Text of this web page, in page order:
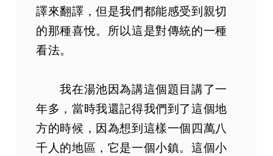
譯來翻譯，但是我們都能感受到親切
的那種喜悅。所以這是對傳統的一種
看法。
我在湯池因為講這個題目講了一
年多，當時我還記得我們到了這個地
方的時候，因為想到這樣一個四萬八
千人的地區，它是一個小鎮。這個小